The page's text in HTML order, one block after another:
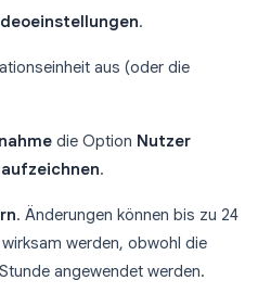
.
aus (oder die
die Option Nutzer
.
. Änderungen können bis zu 24
werden, obwohl die
angewendet werden.